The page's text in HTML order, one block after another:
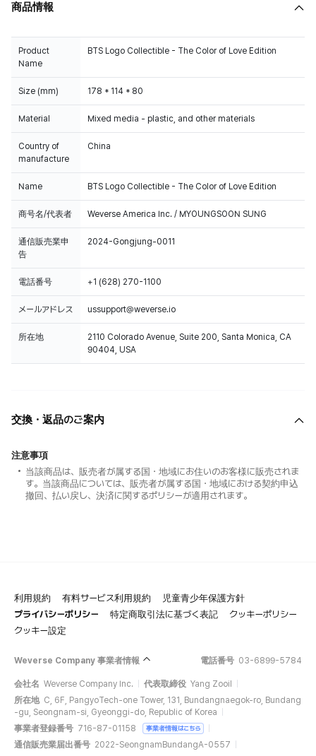
商品情報
Product
Name
BTS Logo Collectible - The Color of Love Edition
Size (mm) 178 * 114 * 80
Material Mixed media - plastic, and other materials
Country of
manufacture
China
Name BTS Logo Collectible - The Color of Love Edition
商号名/代表者 Weverse America Inc. / MYOUNGSOON SUNG
通信販売業申
告
2024-Gongjung-0011
電話番号 +1 (628) 270-1100
メールアドレス ussupport@weverse.io
所在地
2110 Colorado Avenue, Suite 200, Santa Monica, CA
90404, USA
交換・返品のご案内
注意事項
当該商品は、販売者が属する国・地域にお住いのお客様に販売されま
す。当該商品については、販売者が属する国・地域における契約申込
撤回、払い戻し、決済に関するポリシーが適用されます。
利用規約 有料サービス利用規約
児童青少年保護方針
プライバシーポリシー
特定商取引法に基づく表記
クッキーポリシー
クッキー設定
Weverse Company 事業者情報 電話番号 03-6899-5784
会社名 Weverse Company Inc. 代表取締役 Yang Zooil
所在地 C, 6F, PangyoTech-one Tower, 131, Bundangnaegok-ro, Bundang
-gu, Seongnam-si, Gyeonggi-do, Republic of Korea
事業者登録番号 716-87-01158 事業者情報はこちら
通信販売業届出番号 2022-SeongnamBundangA-0557